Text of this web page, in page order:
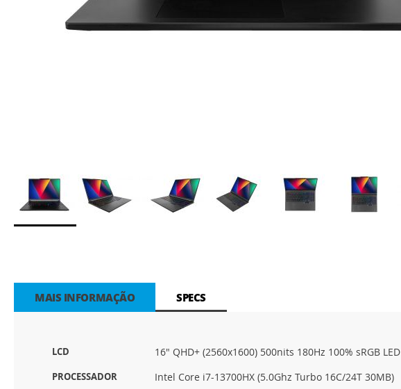
Galeria
de
MAIS INFORMAÇÃO
Mais
informação
LCD 16" QHD+ (2560x1600) 500nits 180Hz 100% sRGB LED
PROCESSADOR Intel Core i7-13700HX (5.0Ghz Turbo 16C/24T 30MB)
SPECS